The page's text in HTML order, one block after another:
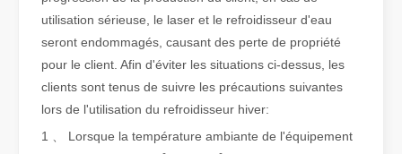
utilisation sérieuse, le laser et le refroidisseur d'eau
seront endommagés, causant des perte de propriété
pour le client. Afin d'éviter les situations ci-dessus, les
clients sont tenus de suivre les précautions suivantes
lors de l'utilisation du refroidisseur hiver:
1 、 Lorsque la température ambiante de l'équipement